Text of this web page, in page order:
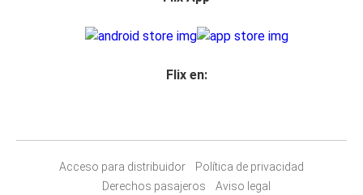
Flix en:
Acceso para distribuidor
Política de privacidad
Derechos pasajeros
Aviso legal